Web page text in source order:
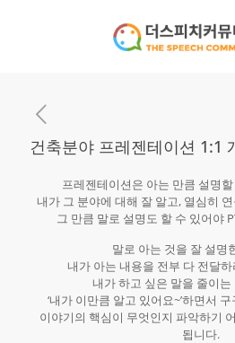
건축분야 프레젠테이션 1:1
프레젠테이션은 아는 만큼 설명
내가 그 분야에 대해 잘 알고, 열심히
그 만큼 말로 설명도 할 수 있어야
말로 아는 것을 잘 설명
내가 아는 내용을 전부 다 전달
내가 하고 싶은 말을 줄이
‘내가 이만큼 알고 있어요~’하면서
이야기의 핵심이 무엇인지 파악하기
됩니다.